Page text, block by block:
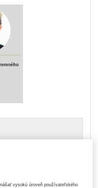
vysokú úroveň používateľského